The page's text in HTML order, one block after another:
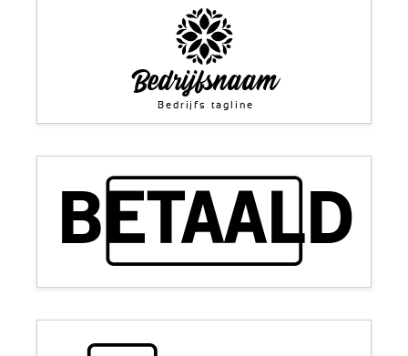
Bedrijfsnaam
Bedrijfs tagline
BETAALD